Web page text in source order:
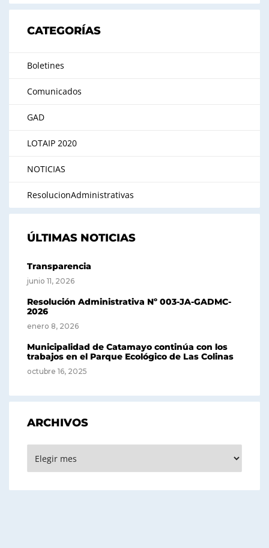
CATEGORÍAS
Boletines
Comunicados
GAD
LOTAIP 2020
NOTICIAS
ResolucionAdministrativas
ÚLTIMAS NOTICIAS
Transparencia
junio 11, 2026
Resolución Administrativa Nº 003-JA-GADMC-
2026
enero 8, 2026
Municipalidad de Catamayo continúa con los
trabajos en el Parque Ecológico de Las Colinas
octubre 16, 2025
ARCHIVOS